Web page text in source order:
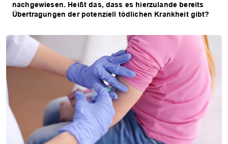
nachgewiesen. Heißt das, dass es hierzulande bereits
Übertragungen der potenziell tödlichen Krankheit gibt?